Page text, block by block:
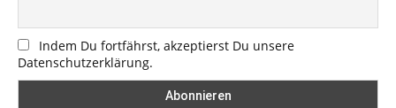
Indem Du fortfährst, akzeptierst Du unsere
Datenschutzerklärung.